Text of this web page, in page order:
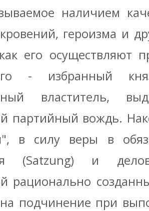
наличием
героизма и
как его осуществляют
- избранный
властитель,
партийный вождь.
в силу веры в
(Satzung) и
рационально
подчинение при